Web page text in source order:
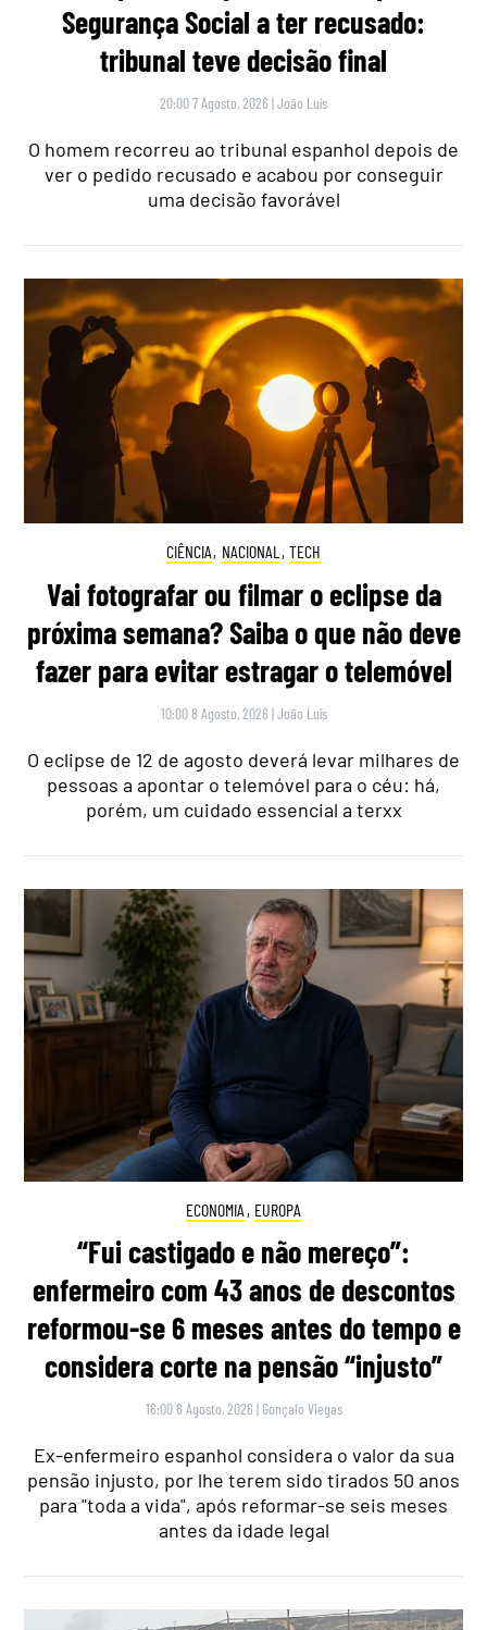
Segurança Social a ter recusado:
tribunal teve decisão final
20:00 7 Agosto, 2026 |João Luís
O homem recorreu ao tribunal espanhol depois de
ver o pedido recusado e acabou por conseguir
uma decisão favorável
CIÊNCIA, NACIONAL , TECH
Vai fotografar ou filmar o eclipse da
próxima semana? Saiba o que não deve
fazer para evitar estragar o telemóvel
10:00 8 Agosto, 2026 |João Luís
O eclipse de 12 de agosto deverá levar milhares de
pessoas a apontar o telemóvel para o céu: há,
porém, um cuidado essencial a terxx
ECONOMIA , EUROPA
“Fui castigado e não mereço”:
enfermeiro com 43 anos de descontos
reformou-se 6 meses antes do tempo e
considera corte na pensão “injusto”
16:00 6 Agosto, 2026 | Gonçalo Viegas
Ex-enfermeiro espanhol considera o valor da sua
pensão injusto, por lhe terem sido tirados 50 anos
para "toda a vida", após reformar-se seis meses
antes da idade legal